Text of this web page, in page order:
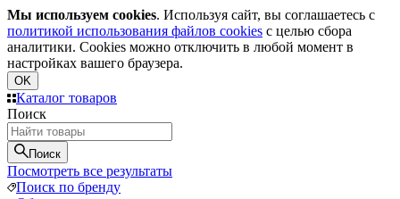
Мы используем cookies. Используя сайт, вы соглашаетесь с
политикой использования файлов cookies с целью сбора
аналитики. Cookies можно отключить в любой момент в
настройках вашего браузера.
OK
Каталог товаров
Поиск
Поиск
Посмотреть все результаты
Поиск по бренду